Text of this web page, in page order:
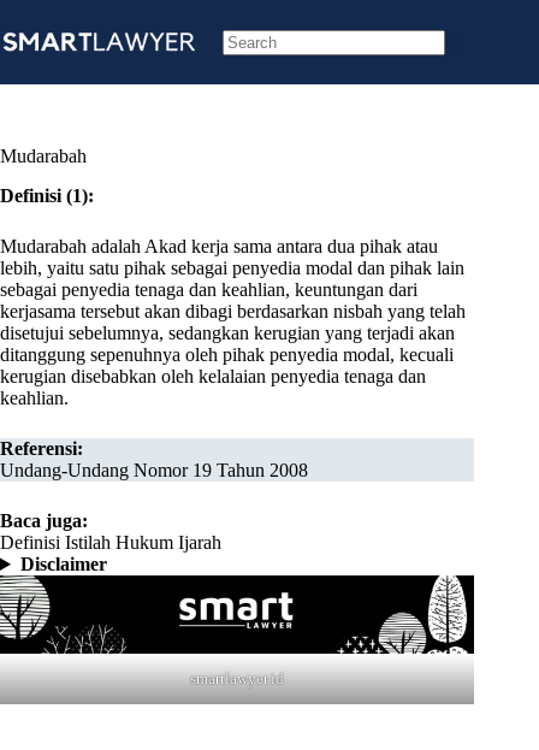
to
content
results
Mudarabah
Definisi (1):
Mudarabah adalah Akad kerja sama antara dua pihak atau
lebih, yaitu satu pihak sebagai penyedia modal dan pihak lain
sebagai penyedia tenaga dan keahlian, keuntungan dari
kerjasama tersebut akan dibagi berdasarkan nisbah yang telah
disetujui sebelumnya, sedangkan kerugian yang terjadi akan
ditanggung sepenuhnya oleh pihak penyedia modal, kecuali
kerugian disebabkan oleh kelalaian penyedia tenaga dan
keahlian.
Referensi:
Undang-Undang Nomor 19 Tahun 2008
Baca juga:
Definisi Istilah Hukum Ijarah
Disclaimer
smartlawyer.id